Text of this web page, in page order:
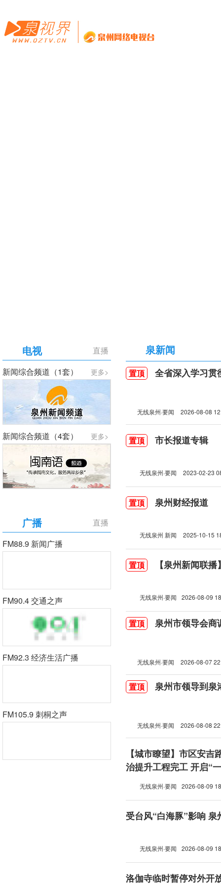
直播
电视
更多>
新闻综合频道（1套）
更多>
新闻综合频道（4套）
直播
广播
FM88.9 新闻广播
FM90.4 交通之声
FM92.3 经济生活广播
FM105.9 刺桐之声
泉新闻
置顶 全省深入学习贯彻习
无线泉州·要闻 2026-08-08
置顶 市长报道专辑
无线泉州·要闻 2023-02-23
置顶 泉州财经报道
无线泉州 新闻 2025-10-15
置顶 【泉州新闻联
无线泉州·要闻 2026-08-09
置顶 泉州市领导会商
无线泉州·要闻 2026-08-07
置顶 泉州市领导到泉
无线泉州·要闻 2026-08-08
【城市瞭望】市区安吉
治提升工程完工 开启“
无线泉州·要闻 2026-08-09
受台风“白海豚”影响
无线泉州·要闻 2026-08-09
洛伽寺临时暂停对外开